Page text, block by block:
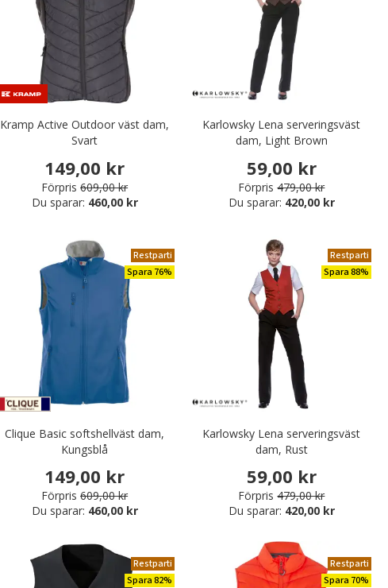
Kramp Active Outdoor väst dam,
Svart
149,00 kr
Förpris 609,00 kr
Du sparar: 460,00 kr
Karlowsky Lena serveringsväst
dam, Light Brown
59,00 kr
Förpris 479,00 kr
Du sparar: 420,00 kr
Restparti
Spara 76%
Clique Basic softshellväst dam,
Kungsblå
149,00 kr
Förpris 609,00 kr
Du sparar: 460,00 kr
Restparti
Spara 88%
Karlowsky Lena serveringsväst
dam, Rust
59,00 kr
Förpris 479,00 kr
Du sparar: 420,00 kr
Restparti
Spara 82%
Restparti
Spara 70%